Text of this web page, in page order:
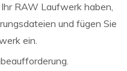
RAW Laufwerk haben,
und fügen Sie
ein.